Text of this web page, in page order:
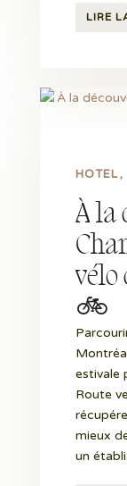
LIRE
À la
vélo
🚲
HOTEL
estivale
Route
mieux
un